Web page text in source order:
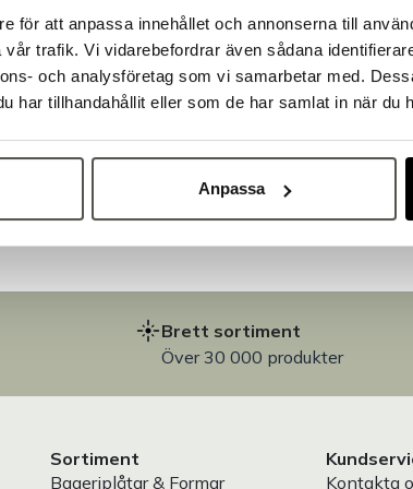
för att anpassa innehållet och annonserna till
trafik. Vi vidarebefordrar även sådana
och analysföretag som vi samarbetar med.
har tillhandahållit eller som de har samlat in när du
Anpassa
Brett sortiment
Över 30 000 produkter
Sortiment
Bageriplåtar & Formar
Kontakta
Välkommen till Bakers!
Handlar du som företag eller privatperson?
Fortsätt som privatperson
Fortsätt som